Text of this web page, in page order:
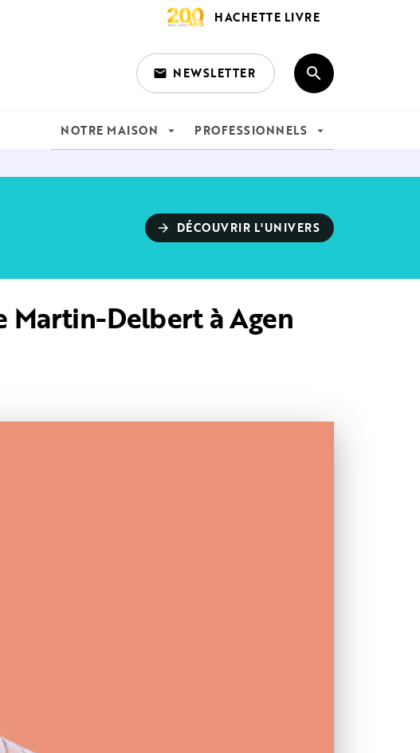
HACHETTE LIVRE
email NEWSLETTER search
NOTRE MAISON arrow_drop_down PROFESSIONNELS arrow_drop_down
arrow_forward DÉCOUVRIR L'UNIVERS
Martin-Delbert à Agen